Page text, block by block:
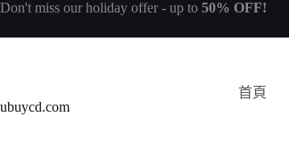
Don't miss our holiday offer - up to 50% OFF!
ubuycd.com
首頁